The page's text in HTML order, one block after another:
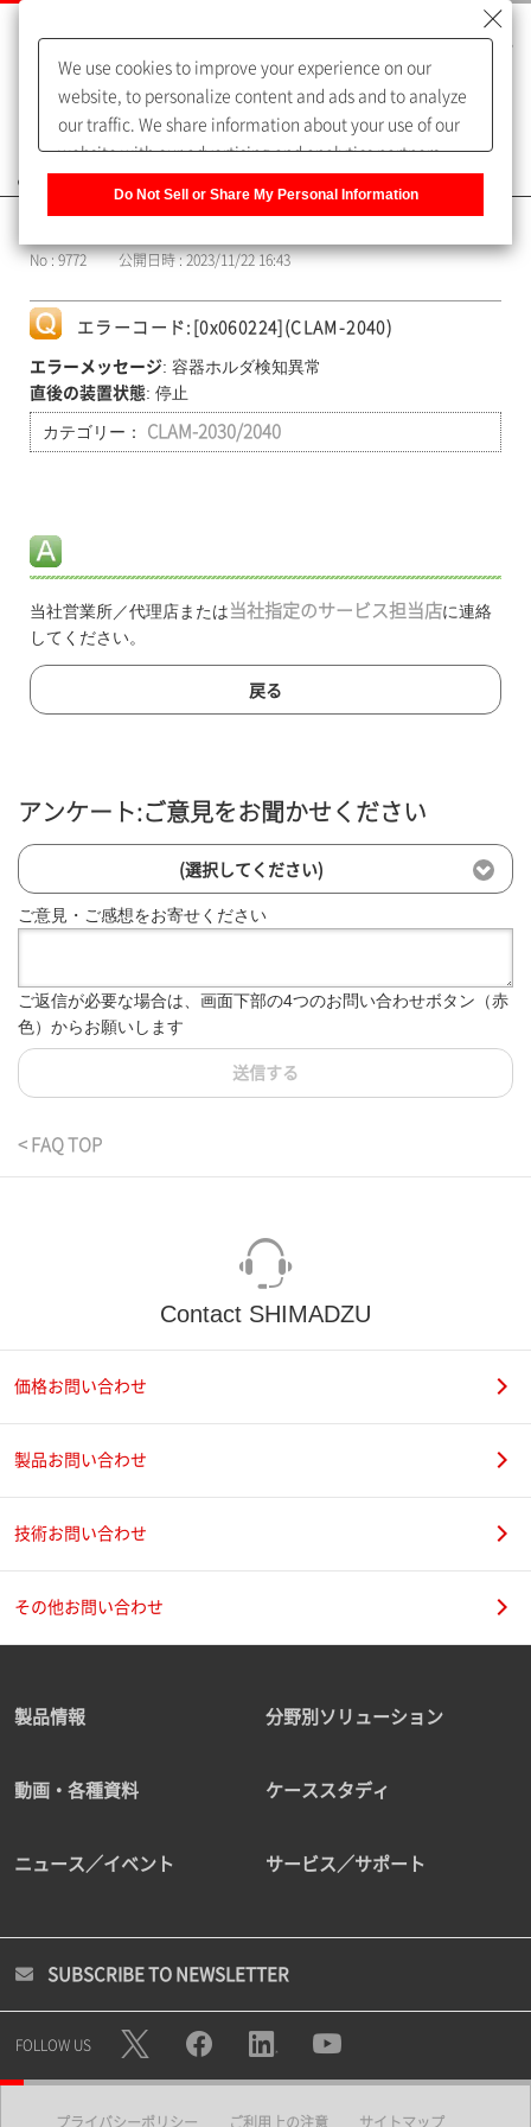
よくあるご質問（FAQ）
No : 9772 公開日時 : 2023/11/22 16:43
エラーコード:[0x060224](CLAM-2040)
エラーメッセージ: 容器ホルダ検知異常
直後の装置状態: 停止
カテゴリー： CLAM-2030/2040
当社営業所／代理店または 当社指定のサービス担当店に連絡
してください。
戻る
アンケート:ご意見をお聞かせください
(選択してください)
ご意見・ご感想をお寄せください
ご返信が必要な場合は、画面下部の4つのお問い合わせボタン（赤
色）からお願いします
送信する
< FAQ TOP
Contact SHIMADZU
価格お問い合わせ
製品お問い合わせ
技術お問い合わせ
その他お問い合わせ
製品情報 分野別ソリューション
動画・各種資料 ケーススタディ
ニュース／イベント サービス／サポート
SUBSCRIBE TO NEWSLETTER
FOLLOW US
プライバシーポリシー ご利用上の注意 サイトマップ
We use cookies to improve your experience on our
website, to personalize content and ads and to analyze
our traffic. We share information about your use of our
website with our advertising and analytics partners,
of our sharing information about you with our partners.
Information] to customize your cookie settings on our
Do Not Sell or Share My Personal Information